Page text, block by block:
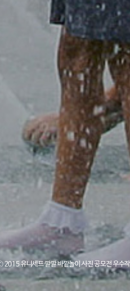
2015 유니세프 깔깔 바깥놀이 사진 공모전 우수